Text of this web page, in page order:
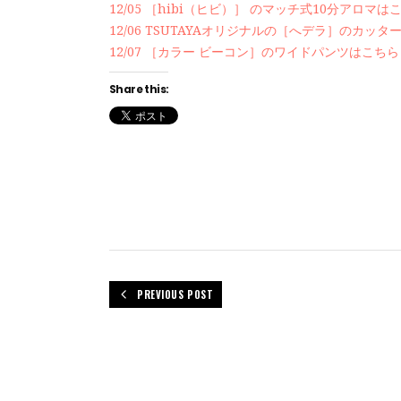
12/05 ［hibi（ヒビ）］ のマッチ式10分アロマは
12/06 TSUTAYAオリジナルの［へデラ］のカッタ
12/07 ［カラー ビーコン］のワイドパンツはこちら
Share this:
PREVIOUS POST